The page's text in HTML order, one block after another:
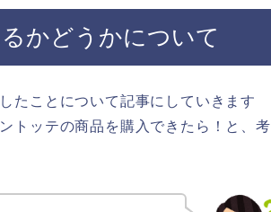
かどうかについて
たことについて記事にしていきます
トッテの商品を購入できたら！と、考